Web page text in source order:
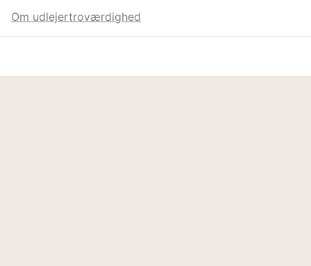
Om udlejertroværdighed